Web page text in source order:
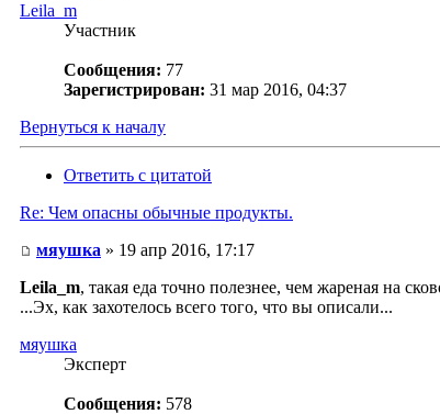
Leila_m
Участник
Сообщения: 77
Зарегистрирован: 31 мар 2016, 04:37
Вернуться к началу
Ответить с цитатой
Re: Чем опасны обычные продукты.
мяушка » 19 апр 2016, 17:17
Leila_m, такая еда точно полезнее, чем жареная на
...Эх, как захотелось всего того, что вы описали...
мяушка
Эксперт
Сообщения: 578